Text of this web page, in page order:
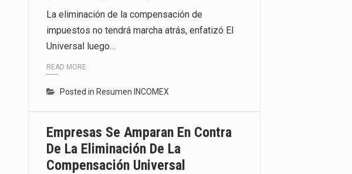
La eliminación de la compensación de
impuestos no tendrá marcha atrás, enfatizó El
Universal luego…
READ MORE
Posted in Resumen INCOMEX
Empresas Se Amparan En Contra
De La Eliminación De La
Compensación Universal